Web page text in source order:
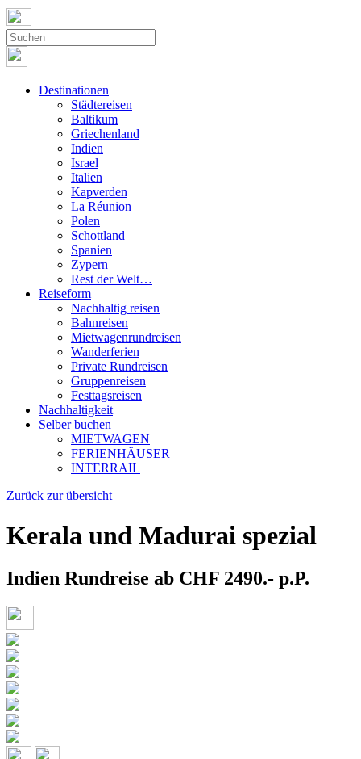
Destinationen
Städtereisen
Baltikum
Griechenland
Indien
Israel
Italien
Kapverden
La Réunion
Polen
Schottland
Spanien
Zypern
Rest der Welt…
Reiseform
Nachhaltig reisen
Bahnreisen
Mietwagenrundreisen
Wanderferien
Private Rundreisen
Gruppenreisen
Festtagsreisen
Nachhaltigkeit
Selber buchen
MIETWAGEN
FERIENHÄUSER
INTERRAIL
Zurück zur übersicht
Kerala und Madurai spezial
Indien Rundreise ab CHF 2490.- p.P.